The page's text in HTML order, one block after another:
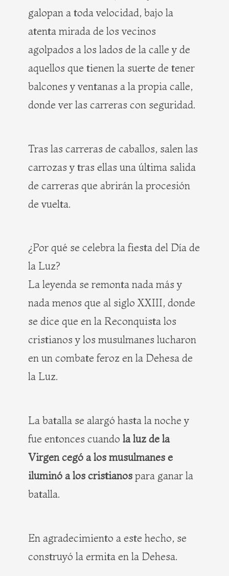
galopan a toda velocidad, bajo la
atenta mirada de los vecinos
agolpados a los lados de la calle y de
aquellos que tienen la suerte de tener
balcones y ventanas a la propia calle,
donde ver las carreras con seguridad.
Tras las carreras de caballos, salen las
carrozas y tras ellas una última salida
de carreras que abrirán la procesión
de vuelta.
¿Por qué se celebra la fiesta del Día de
la Luz?
La leyenda se remonta nada más y
nada menos que al siglo XXIII, donde
se dice que en la Reconquista los
cristianos y los musulmanes lucharon
en un combate feroz en la Dehesa de
la Luz.
La batalla se alargó hasta la noche y
fue entonces cuando la luz de la
Virgen cegó a los musulmanes e
iluminó a los cristianos para ganar la
batalla.
En agradecimiento a este hecho, se
construyó la ermita en la Dehesa.